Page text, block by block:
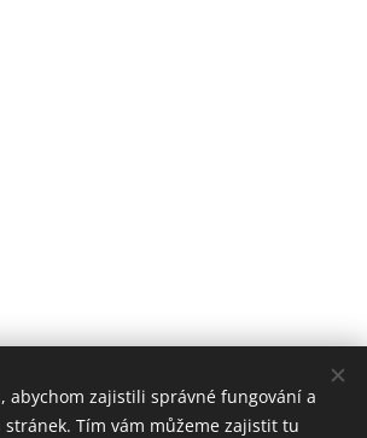
abychom zajistili správné fungování a
stránek. Tím vám můžeme zajistit tu